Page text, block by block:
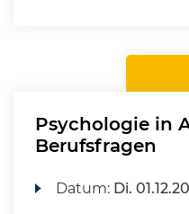
Psychologie in
Berufsfragen
Datum: Di.